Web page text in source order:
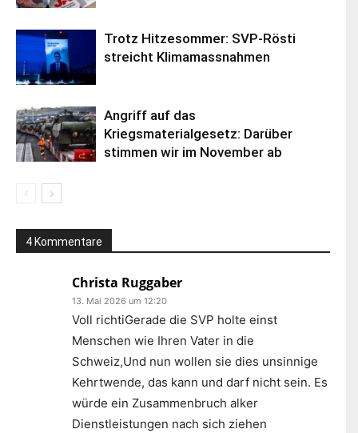
Trotz Hitzesommer: SVP-Rösti
streicht Klimamassnahmen
Angriff auf das
Kriegsmaterialgesetz: Darüber
stimmen wir im November ab
4 Kommentare
Christa Ruggaber
13. Mai 2026 um 12:20
Voll richtiGerade die SVP holte einst
Menschen wie Ihren Vater in die
Schweiz,Und nun wollen sie dies unsinnige
Kehrtwende, das kann und darf nicht sein. Es
würde ein Zusammenbruch alker
Dienstleistungen nach sich ziehen